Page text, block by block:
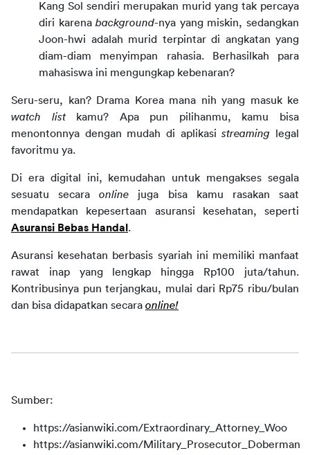
Kang Sol sendiri merupakan murid yang tak percaya
diri karena background-nya yang miskin, sedangkan
Joon-hwi adalah murid terpintar di angkatan yang
diam-diam menyimpan rahasia. Berhasilkah para
mahasiswa ini mengungkap kebenaran?
watch list kamu? Apa pun pilihanmu, kamu bisa
menontonnya dengan mudah di aplikasi streaming legal
favoritmu ya.
Di era digital ini, kemudahan untuk mengakses segala
sesuatu secara online juga bisa kamu rasakan saat
Asuransi Bebas Handal .
Asuransi kesehatan berbasis syariah ini memiliki manfaat
rawat inap yang lengkap hingga Rp100 juta/tahun.
Kontribusinya pun terjangkau, mulai dari Rp75 ribu/bulan
dan bisa didapatkan secara online!
Sumber:
https://asianwiki.com/Extraordinary_Attorney_Woo
https://asianwiki.com/Military_Prosecutor_Doberman